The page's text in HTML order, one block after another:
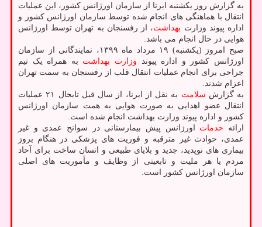
به گزارش روز یکشنبه ایرنا از سازمان اورژانس کشور، این عملیات
انتقال با هماهنگی های انجام شده توسط سازمان اورژانس کشور و
اداره پیوند وزارت بهداشت، از رفسنجان به تهران توسط اورژانس
هوایی در حال انجام می باشد.
صبح امروز (یکشنبه) ۱۹ مرداد ماه ۱۳۹۹، نمایندگانی از سازمان
اورژانس کشور و اداره پیوند وزارت بهداشت به همراه یک تیم
جراحی برای انجام عملیات انتقال قلب از رفسنجان به سمت تهران
اعزام شدند.
به گزارش سلامت
به نقل از ایرنا، از سال قبل تابحال ۲۱ عملیات
انتقال عضو اهدایی به صورت هوایی به همت سازمان اورژانس
کشور و اداره پیوند وزارت بهداشت انجام شده است.
ارائه خدمات اورژانس پیش بیمارستانی در سوانح عمدی و غیر
عمدی، حوادث غیر مترقبه و فوریت های پزشکی در هنگام بروز
بیماری های نوپدید، جدید و بلایای طبیعی و انسان ساخت برای آحاد
مردم یا هر ملیت و تابعیتی از وظایف و مأموریت های اصلی
سازمان اورژانس کشور است.